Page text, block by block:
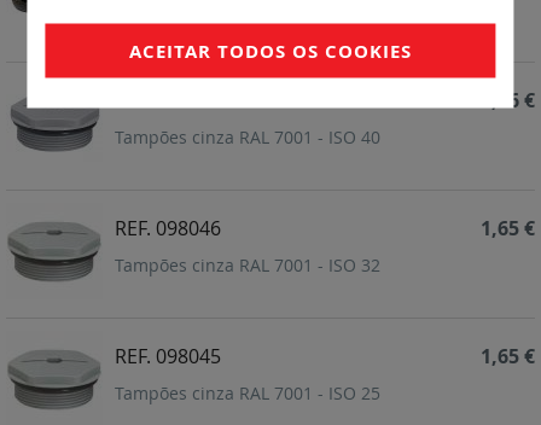
Tampões cinza RAL 7001 - ISO 40
2,96 €
REF. 098046
Tampões cinza RAL 7001 - ISO 32
1,65 €
REF. 098045
Tampões cinza RAL 7001 - ISO 25
1,65 €
ACEITAR TODOS OS COOKIES